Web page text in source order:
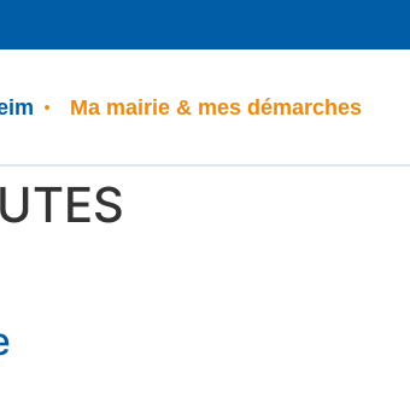
Ma mairie & mes démarches